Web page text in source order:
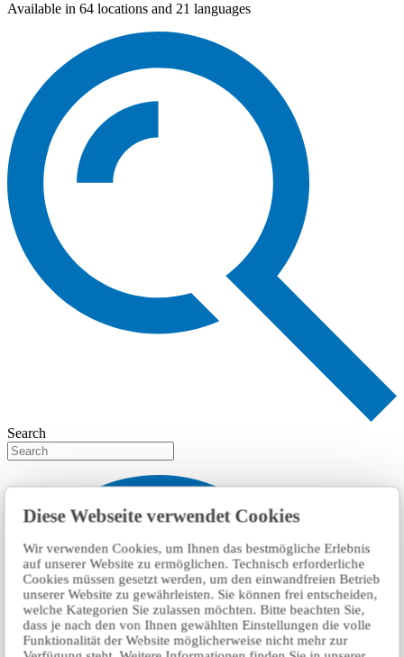
Diese Webseite verwendet Cookies
Wir verwenden Cookies, um Ihnen das bestmögliche Erlebnis
auf unserer Website zu ermöglichen. Technisch erforderliche
Cookies müssen gesetzt werden, um den einwandfreien Betrieb
unserer Website zu gewährleisten. Sie können frei entscheiden,
welche Kategorien Sie zulassen möchten. Bitte beachten Sie,
dass je nach den von Ihnen gewählten Einstellungen die volle
Funktionalität der Website möglicherweise nicht mehr zur
Available in 64 locations and 21 languages
Search